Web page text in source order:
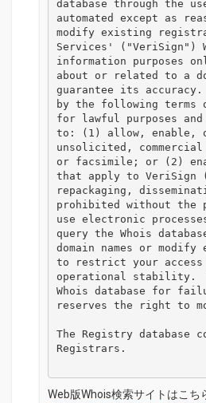
database through the
automated except as
modify existing
Services' ("VeriSign")
information purposes
about or related to a
guarantee its
by the following terms
for lawful purposes
to: (1) allow, enable,
unsolicited,
or facsimile; or (2)
that apply to VeriSign
repackaging,
prohibited without the
use electronic
query the Whois
domain names or
to restrict your
operational stability.
Whois database for
reserves the right to
The Registry database
Registrars.
Web版Whois検索サイトはこち